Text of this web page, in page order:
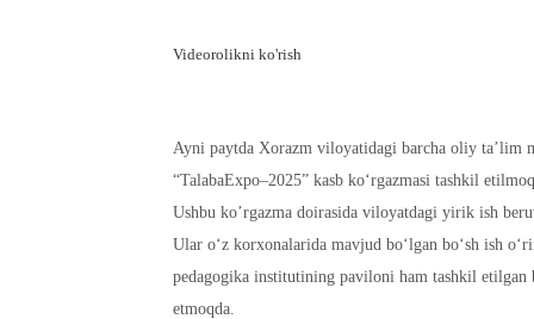
Videorolikni ko'rish
Ayni paytda Xorazm viloyatidagi barcha oliy ta’lim
“TalabaExpo–2025” kasb ko‘rgazmasi tashkil
Ushbu ko’rgazma doirasida viloyatdagi yirik ish
Ular o‘z korxonalarida mavjud bo‘lgan bo‘sh ish
pedagogika institutining paviloni ham tashkil
etmoqda.